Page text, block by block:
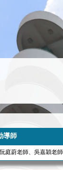
導師
庭蔚老師、吳嘉穎老師